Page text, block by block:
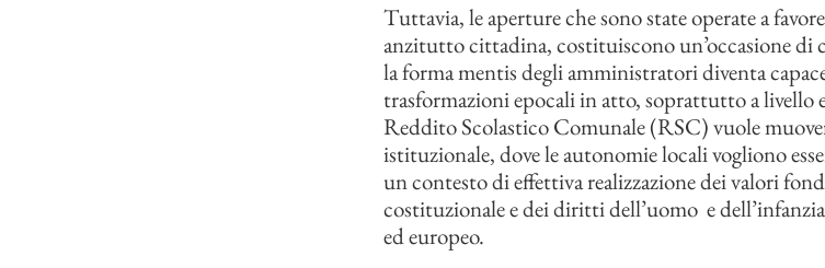
Tuttavia, le aperture che sono state operate a
anzitutto cittadina, costituiscono un’occasione di
la forma mentis degli amministratori diventa
trasformazioni epocali in atto, soprattutto a livello
Reddito Scolastico Comunale (RSC) vuole
istituzionale, dove le autonomie locali vogliono
un contesto di effettiva realizzazione dei valori
costituzionale e dei diritti dell’uomo e
ed europeo.